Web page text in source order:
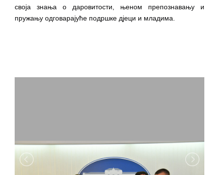
своја знања о даровитости, њеном препознавању и
пружању одговарајуће подршке дјеци и младима.